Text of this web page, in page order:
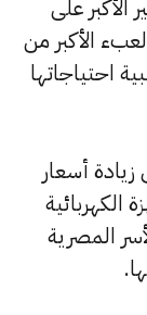
الأكبر على
الأكبر من
احتياجاتها
زيادة أسعار
الكهربائية
المصرية